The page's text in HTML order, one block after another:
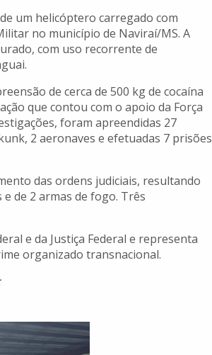
um helicóptero carregado com
no município de Naviraí/MS. A
com uso recorrente de
de cerca de 500 kg de cocaína
que contou com o apoio da Força
foram apreendidas 27
2 aeronaves e efetuadas 7 prisões
das ordens judiciais, resultando
de 2 armas de fogo. Três
e da Justiça Federal e representa
organizado transnacional.